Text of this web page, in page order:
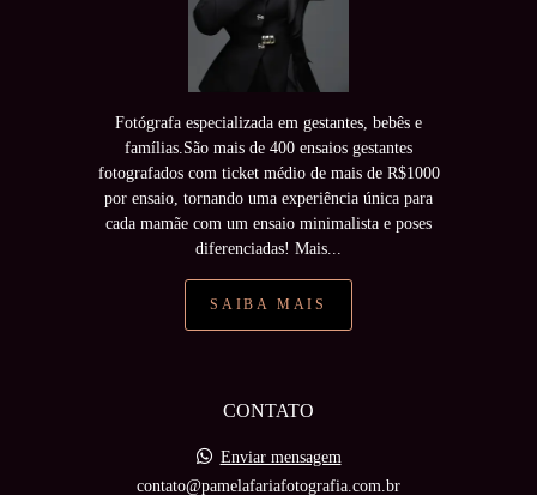
Fotógrafa especializada em gestantes, bebês e
famílias.São mais de 400 ensaios gestantes
fotografados com ticket médio de mais de R$1000
por ensaio, tornando uma experiência única para
cada mamãe com um ensaio minimalista e poses
diferenciadas! Mais...
SAIBA MAIS
CONTATO
Enviar mensagem
contato@pamelafariafotografia.com.br